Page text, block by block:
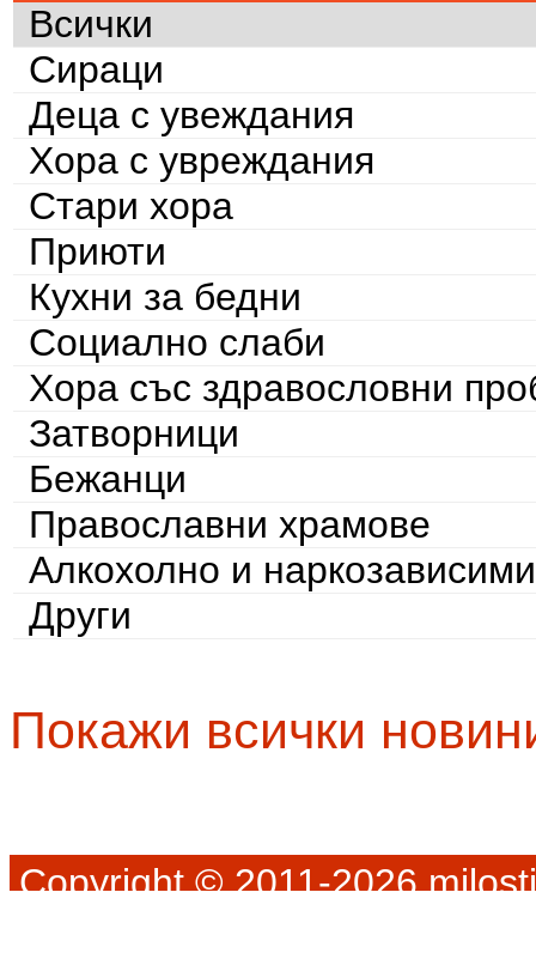
Всички
Сираци
Деца с увеждания
Хора с увреждания
Стари хора
Приюти
Кухни за бедни
Социално слаби
Хора със здравословни
Затворници
Бежанци
Православни храмове
Алкохолно и наркозависими
Други
Покажи всички
Copyright © 2011-2026